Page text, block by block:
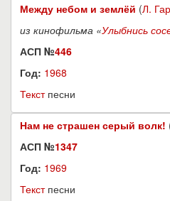
Между небом и землёй (Л.
из кинофильма «Улыбнись
АСП №446
Год: 1968
Текстпесни
Нам не страшен серый волк!
АСП №1347
Год: 1969
Текстпесни